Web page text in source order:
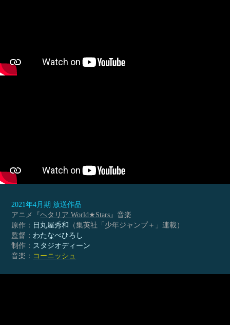
2021年4月期 放送作品
アニメ『ヘタリア World★Stars』音楽
原作： 日丸屋秀和
（集英社「少年ジャンプ＋」連載）
監督：わたなべひろし
制作： スタジオディーン
音楽： コーニッシュ